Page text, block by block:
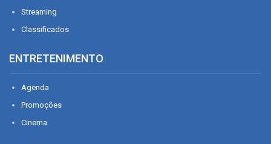
Streaming
Classificados
ENTRETENIMENTO
Agenda
Promoções
Cinema